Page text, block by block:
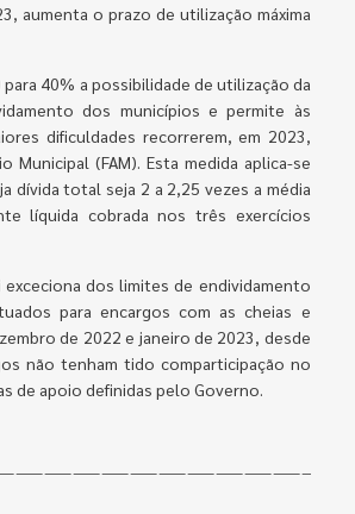
aumenta o prazo de utilização máxima
para 40% a possibilidade de utilização da
dos municípios e permite às
dificuldades recorrerem, em 2023,
Municipal (FAM). Esta medida aplica-se
dívida total seja 2 a 2,25 vezes a média
líquida cobrada nos três exercícios
exceciona dos limites de endividamento
para encargos com as cheias e
de 2022 e janeiro de 2023, desde
não tenham tido comparticipação no
de apoio definidas pelo Governo.